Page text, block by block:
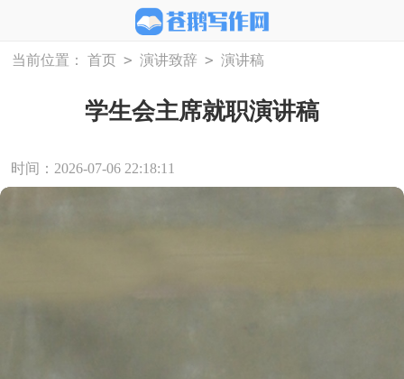
当前位置： 首页 > 演讲致辞 > 演讲稿
学生会主席就职演讲稿
时间：2026-07-06 22:18:11